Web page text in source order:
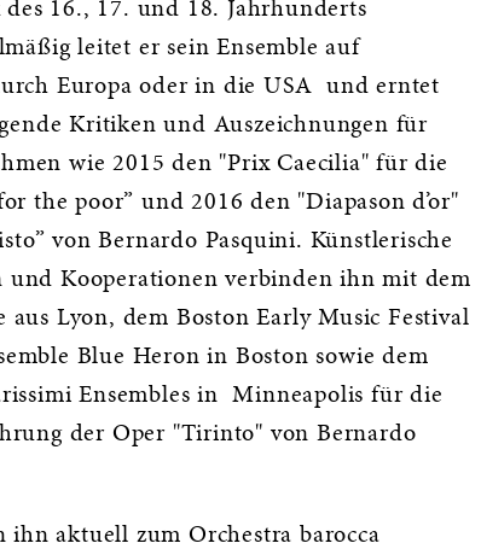
16., 17. und 18. Jahrhunderts
leitet er sein Ensemble auf
Europa oder in die USA und erntet
Kritiken und Auszeichnungen für
wie 2015 den "Prix Caecilia" für die
the poor” und 2016 den "Diapason d’or"
von Bernardo Pasquini. Künstlerische
und Kooperationen verbinden ihn mit dem
aus Lyon, dem Boston Early Music Festival
Blue Heron in Boston sowie dem
Ensembles in Minneapolis für die
der Oper "Tirinto" von Bernardo
ihn aktuell zum Orchestra barocca